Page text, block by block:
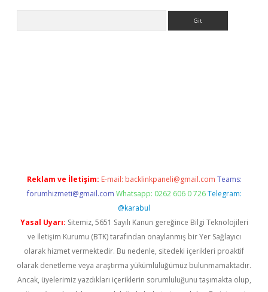
Reklam ve İletişim: E-mail: backlinkpaneli@gmail.com Teams:
forumhizmeti@gmail.com Whatsapp: 0262 606 0 726 Telegram:
@karabul
Yasal Uyarı: Sitemiz, 5651 Sayılı Kanun gereğince Bilgi Teknolojileri
ve İletişim Kurumu (BTK) tarafından onaylanmış bir Yer Sağlayıcı
olarak hizmet vermektedir. Bu nedenle, sitedeki içerikleri proaktif
olarak denetleme veya araştırma yükümlülüğümüz bulunmamaktadır.
Ancak, üyelerimiz yazdıkları içeriklerin sorumluluğunu taşımakta olup,